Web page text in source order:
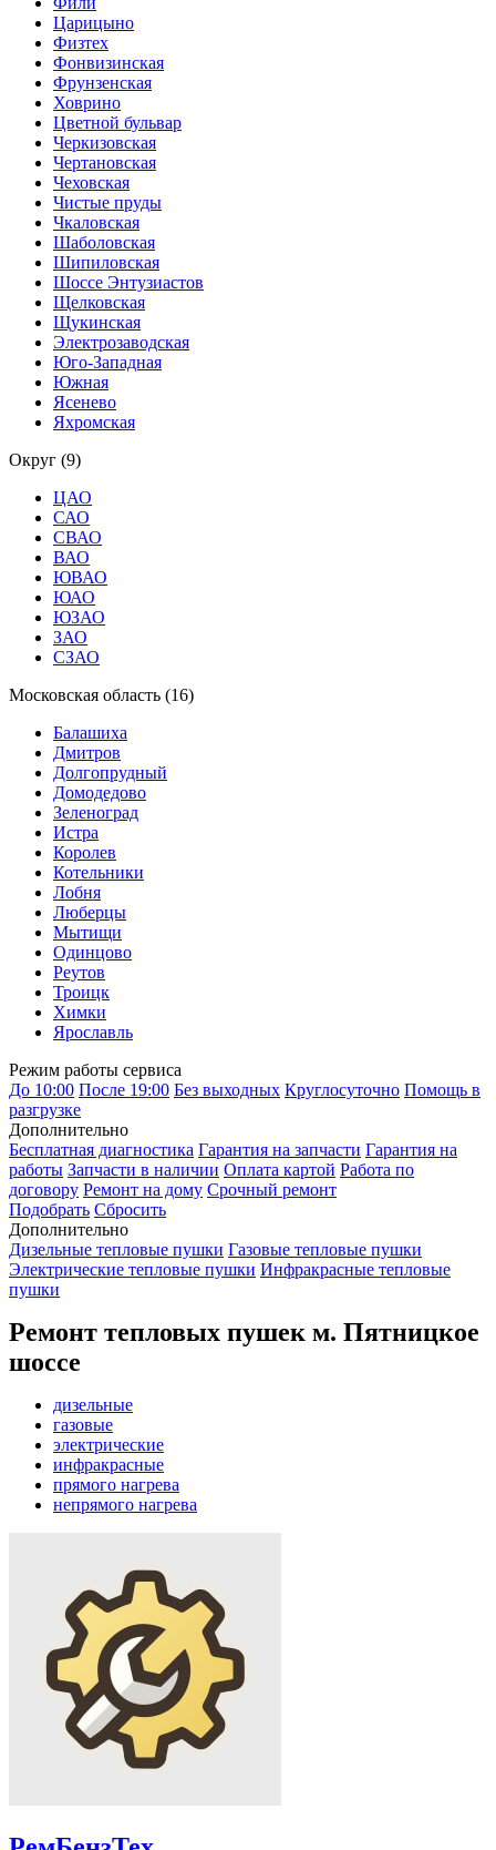
Царицыно
Физтех
Фонвизинская
Фрунзенская
Ховрино
Цветной бульвар
Черкизовская
Чертановская
Чеховская
Чистые пруды
Чкаловская
Шаболовская
Шипиловская
Шоссе Энтузиастов
Щелковская
Щукинская
Электрозаводская
Юго-Западная
Южная
Ясенево
Яхромская
Округ (9)
ЦАО
САО
СВАО
ВАО
ЮВАО
ЮАО
ЮЗАО
ЗАО
СЗАО
Московская область (16)
Балашиха
Дмитров
Долгопрудный
Домодедово
Зеленоград
Истра
Королев
Котельники
Лобня
Люберцы
Мытищи
Одинцово
Реутов
Троицк
Химки
Ярославль
Режим работы сервиса
До 10:00 После 19:00 Без выходных Круглосуточно Помощь в
разгрузке
Дополнительно
Бесплатная диагностика Гарантия на запчасти Гарантия на
работы Запчасти в наличии Оплата картой Работа по
договору Ремонт на дому Срочный ремонт
Подобрать Сбросить
Дополнительно
Дизельные тепловые пушки Газовые тепловые пушки
Электрические тепловые пушки Инфракрасные тепловые
пушки
Ремонт тепловых пушек м. Пятницкое
шоссе
дизельные
газовые
электрические
инфракрасные
прямого нагрева
непрямого нагрева